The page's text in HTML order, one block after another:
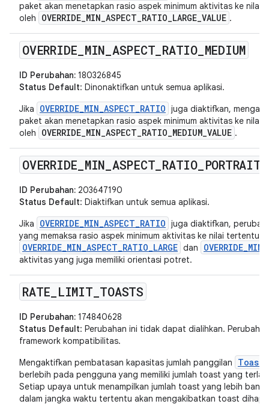
paket akan menetapkan rasio aspek minimum aktivitas ke nilai
oleh
OVERRIDE_MIN_ASPECT_RATIO_LARGE_VALUE .
OVERRIDE MIN ASPECT RATIO_ MEDIUM
ID Perubahan: 180326845
Status Default: Dinonaktifkan untuk semua aplikasi.
Jika
OVERRIDE_MIN_ASPECT_RATIO juga diaktifkan,
paket akan menetapkan rasio aspek minimum aktivitas ke
oleh
OVERRIDE_MIN_ASPECT_RATIO_MEDIUM_VALUE .
OVERRIDE MIN ASPECT RATIO_ PORTRAIT
ID Perubahan: 203647190
Status Default: Diaktifkan untuk semua aplikasi.
Jika
OVERRIDE_MIN_ASPECT_RATIO juga diaktifkan,
yang memaksa rasio aspek minimum aktivitas ke nilai
OVERRIDE_MIN_ASPECT_RATIO_LARGE dan
aktivitas yang juga memiliki orientasi potret.
RATE LIMIT TOASTS
ID Perubahan: 174840628
Status Default: Perubahan ini tidak dapat dialihkan.
framework kompatibilitas.
Mengaktifkan pembatasan kapasitas jumlah panggilan
berlebih pada pengguna yang memiliki jumlah toast yang
Setiap upaya untuk menampilkan jumlah toast yang lebih
dalam jangka waktu tertentu akan mengakibatkan toast